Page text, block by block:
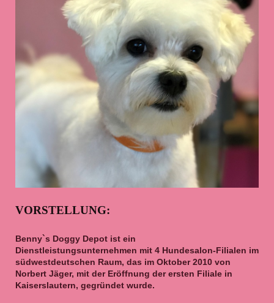
VORSTELLUNG:
Benny`s Doggy Depot ist ein
Dienstleistungsunternehmen mit 4 Hundesalon-Filialen im
südwestdeutschen Raum, das im Oktober 2010 von
Norbert Jäger, mit der Eröffnung der ersten Filiale in
Kaiserslautern, gegründet wurde.